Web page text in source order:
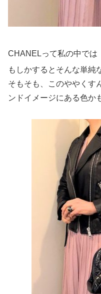
CHANELって私の中では
もしかするとそんな単純
そもそも、このややくす
ンドイメージにある色か